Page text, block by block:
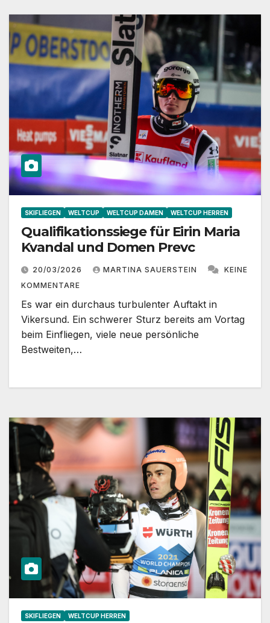
SKIFLIEGEN WELTCUP WELTCUP DAMEN WELTCUP HERREN
Qualifikationssiege für Eirin Maria
Kvandal und Domen Prevc
20/03/2026 MARTINA SAUERSTEIN
KEINE
KOMMENTARE
Es war ein durchaus turbulenter Auftakt in
Vikersund. Ein schwerer Sturz bereits am Vortag
beim Einfliegen, viele neue persönliche
Bestweiten,…
SKIFLIEGEN WELTCUP HERREN